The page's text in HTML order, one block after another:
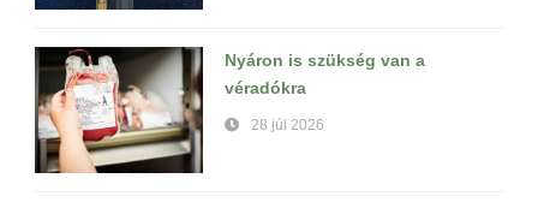
Nyáron is szükség van a
véradókra
28 júl 2026